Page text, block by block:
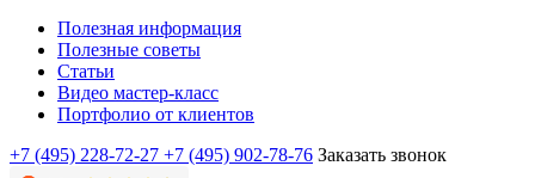
Полезная информация
Полезные советы
Статьи
Видео мастер-класс
Портфолио от клиентов
+7 (495) 228-72-27 +7 (495) 902-78-76 Заказать звонок